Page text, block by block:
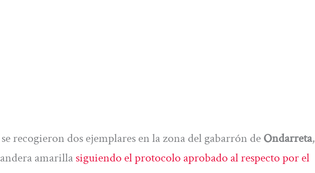
recogieron dos ejemplares en la zona del gabarrón deOndarreta,
amarillasiguiendo el protocolo aprobado al respecto por el